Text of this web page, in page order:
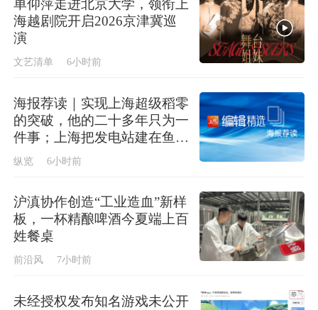
单仰萍走进北京大学，领衔上
海越剧院开启2026京津冀巡
演
文艺清单 6小时前
海报荐读｜实现上海超级稻零
的突破，他的二十多年只为一
件事；上海把发电站建在鱼塘
上，今年首批“零碳蟹”即将上
市
纵览 6小时前
沪滇协作创造“工业造血”新样
板，一杯精酿啤酒今夏端上百
姓餐桌
前沿风 7小时前
未经授权发布知名游戏未公开